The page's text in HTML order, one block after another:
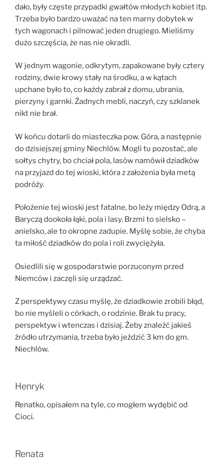
dało, były częste przypadki gwałtów młodych kobiet itp.
Trzeba było bardzo uważać na ten marny dobytek w
tych wagonach i pilnować jeden drugiego. Mieliśmy
dużo szczęścia, że nas nie okradli.
W jednym wagonie, odkrytym, zapakowane były cztery
rodziny, dwie krowy stały na środku, a w kątach
upchane było to, co każdy zabrał z domu, ubrania,
pierzyny i garnki. Żadnych mebli, naczyń, czy szklanek
nikt nie brał.
W końcu dotarli do miasteczka pow. Góra, a następnie
do dzisiejszej gminy Niechlów. Mogli tu pozostać, ale
sołtys chytry, bo chciał pola, lasów namówił dziadków
na przyjazd do tej wioski, która z założenia była metą
podróży.
Położenie tej wioski jest fatalne, bo leży między Odrą, a
Baryczą dookoła łąki, pola i lasy. Brzmi to sielsko –
anielsko, ale to okropne zadupie. Myślę sobie, że chyba
ta miłość dziadków do pola i roli zwyciężyła.
Osiedlili się w gospodarstwie porzuconym przed
Niemców i zaczęli się urządzać.
Z perspektywy czasu myślę, że dziadkowie zrobili błąd,
bo nie myśleli o córkach, o rodzinie. Brak tu pracy,
perspektyw i wtenczas i dzisiaj. Żeby znaleźć jakieś
źródło utrzymania, trzeba było jeździć 3 km do gm.
Niechlów.
Henryk
Renatko, opisałem na tyle, co mogłem wydębić od
Cioci.
Renata